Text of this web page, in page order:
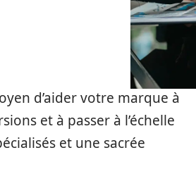
d’aider votre marque à
et à passer à l’échelle
et une sacrée